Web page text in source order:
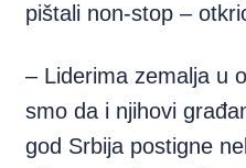
pištali non-stop –
– Liderima zemalja u
smo da i njihovi
god Srbija postigne